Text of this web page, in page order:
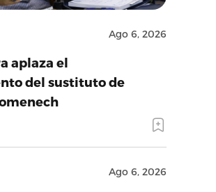
Ago 6, 2026
aplaza el
del sustituto de
Ago 6, 2026